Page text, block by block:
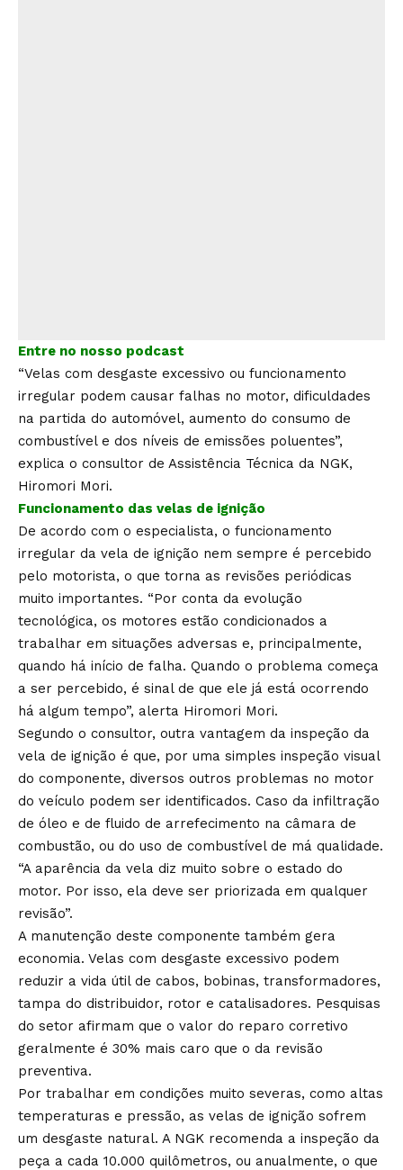
Entre no nosso podcast
“Velas com desgaste excessivo ou funcionamento
irregular podem causar falhas no motor, dificuldades
na partida do automóvel, aumento do consumo de
combustível e dos níveis de emissões poluentes”,
explica o consultor de Assistência Técnica da NGK,
Hiromori Mori.
Funcionamento das velas de ignição
De acordo com o especialista, o funcionamento
irregular da vela de ignição nem sempre é percebido
pelo motorista, o que torna as revisões periódicas
muito importantes. “Por conta da evolução
tecnológica, os motores estão condicionados a
trabalhar em situações adversas e, principalmente,
quando há início de falha. Quando o problema começa
a ser percebido, é sinal de que ele já está ocorrendo
há algum tempo”, alerta Hiromori Mori.
Segundo o consultor, outra vantagem da inspeção da
vela de ignição é que, por uma simples inspeção visual
do componente, diversos outros problemas no motor
do veículo podem ser identificados. Caso da infiltração
de óleo e de fluido de arrefecimento na câmara de
combustão, ou do uso de combustível de má qualidade.
“A aparência da vela diz muito sobre o estado do
motor. Por isso, ela deve ser priorizada em qualquer
revisão”.
A manutenção deste componente também gera
economia. Velas com desgaste excessivo podem
reduzir a vida útil de cabos, bobinas, transformadores,
tampa do distribuidor, rotor e catalisadores. Pesquisas
do setor afirmam que o valor do reparo corretivo
geralmente é 30% mais caro que o da revisão
preventiva.
Por trabalhar em condições muito severas, como altas
temperaturas e pressão, as velas de ignição sofrem
um desgaste natural. A NGK recomenda a inspeção da
peça a cada 10.000 quilômetros, ou anualmente, o que